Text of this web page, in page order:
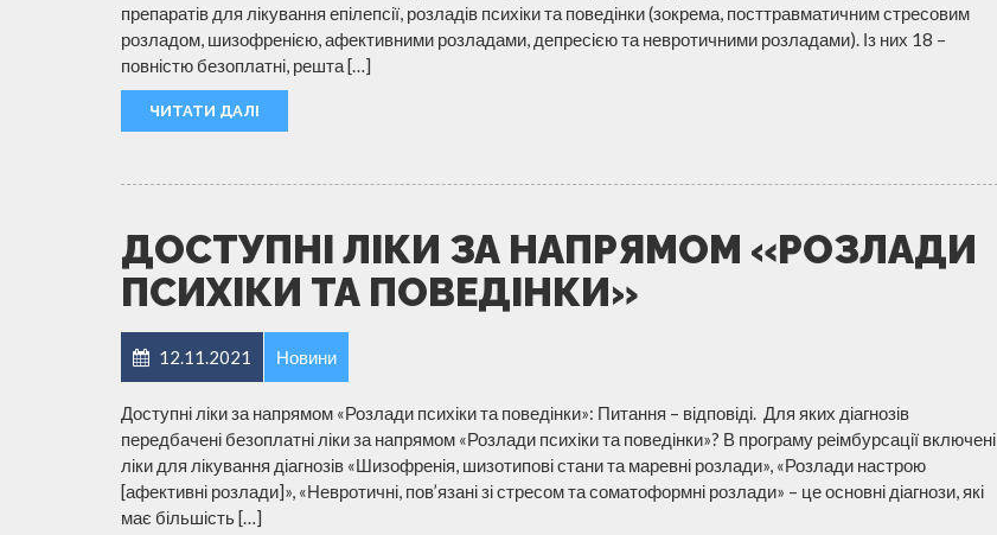
препаратів для лікування епілепсії, розладів психіки та поведінки (зокрема, посттравматичним стресовим
розладом, шизофренією, афективними розладами, депресією та невротичними розладами). Із них 18 –
повністю безоплатні, решта […]
ЧИТАТИ ДАЛІ
ДОСТУПНІ ЛІКИ ЗА НАПРЯМОМ «РОЗЛАДИ
ПСИХІКИ ТА ПОВЕДІНКИ»
12.11.2021 Новини
Доступні ліки за напрямом «Розлади психіки та поведінки»: Питання – відповіді. Для яких діагнозів
передбачені безоплатні ліки за напрямом «Розлади психіки та поведінки»? В програму реімбурсації включені
ліки для лікування діагнозів «Шизофренія, шизотипові стани та маревні розлади», «Розлади настрою
[афективні розлади]», «Невротичні, пов’язані зі стресом та соматоформні розлади» – це основні діагнози, які
має більшість […]